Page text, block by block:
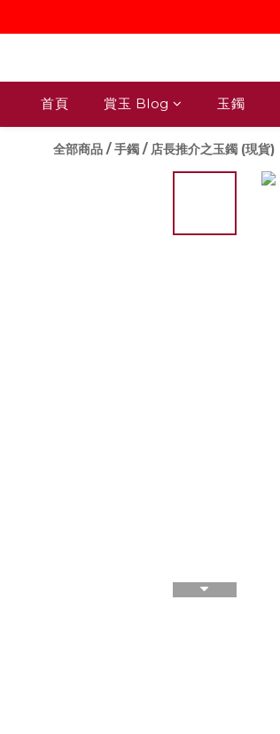
首頁 賞玉 Blog 玉鐲
全部商品 /手鐲 / 店長推介之玉鐲 (現貨)